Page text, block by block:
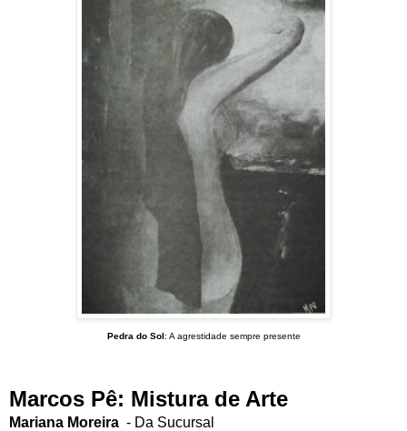
Pedra do Sol: A agrestidade sempre presente
Marcos Pê: Mistura de Arte
Mariana Moreira - Da Sucursal